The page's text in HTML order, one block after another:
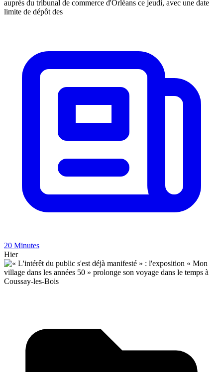
auprès du tribunal de commerce d'Orléans ce jeudi, avec une date
limite de dépôt des
20 Minutes
Hier